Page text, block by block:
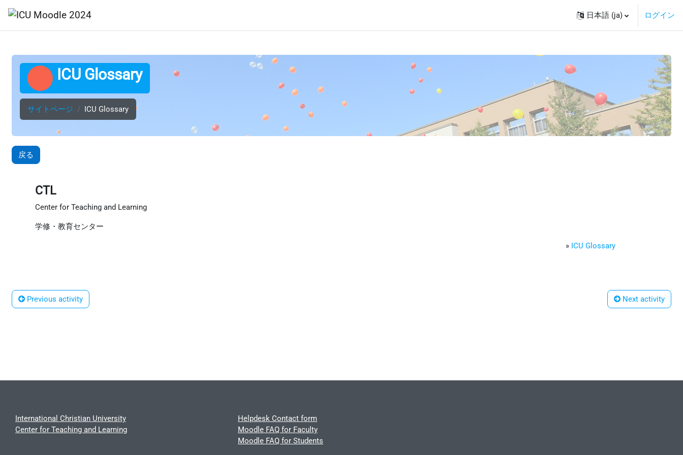
日本語 ‎(ja)‎ ログイン
ICU Glossary
サイトページ ICU Glossary
戻る
CTL
Center for Teaching and Learning
学修・教育センター
» ICU Glossary
Previous activity Next activity
International Christian University
Center for Teaching and Learning
Helpdesk Contact form
Moodle FAQ for Faculty
Moodle FAQ for Students